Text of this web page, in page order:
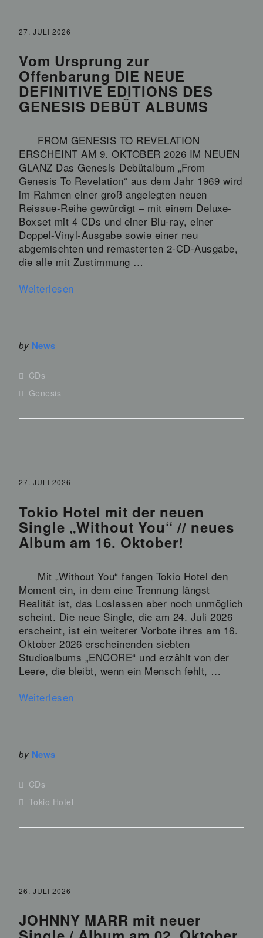
27. JULI 2026
Vom Ursprung zur
Offenbarung DIE NEUE
DEFINITIVE EDITIONS DES
GENESIS DEBÜT ALBUMS
FROM GENESIS TO REVELATION
ERSCHEINT AM 9. OKTOBER 2026 IM NEUEN
GLANZ Das Genesis Debütalbum „From
Genesis To Revelation“ aus dem Jahr 1969 wird
im Rahmen einer groß angelegten neuen
Reissue-Reihe gewürdigt – mit einem Deluxe-
Boxset mit 4 CDs und einer Blu-ray, einer
Doppel-Vinyl-Ausgabe sowie einer neu
abgemischten und remasterten 2-CD-Ausgabe,
die alle mit Zustimmung …
Weiterlesen
by News
CDs
Genesis
27. JULI 2026
Tokio Hotel mit der neuen
Single „Without You“ // neues
Album am 16. Oktober!
Mit „Without You“ fangen Tokio Hotel den
Moment ein, in dem eine Trennung längst
Realität ist, das Loslassen aber noch unmöglich
scheint. Die neue Single, die am 24. Juli 2026
erscheint, ist ein weiterer Vorbote ihres am 16.
Oktober 2026 erscheinenden siebten
Studioalbums „ENCORE“ und erzählt von der
Leere, die bleibt, wenn ein Mensch fehlt, …
Weiterlesen
by News
CDs
Tokio Hotel
26. JULI 2026
JOHNNY MARR mit neuer